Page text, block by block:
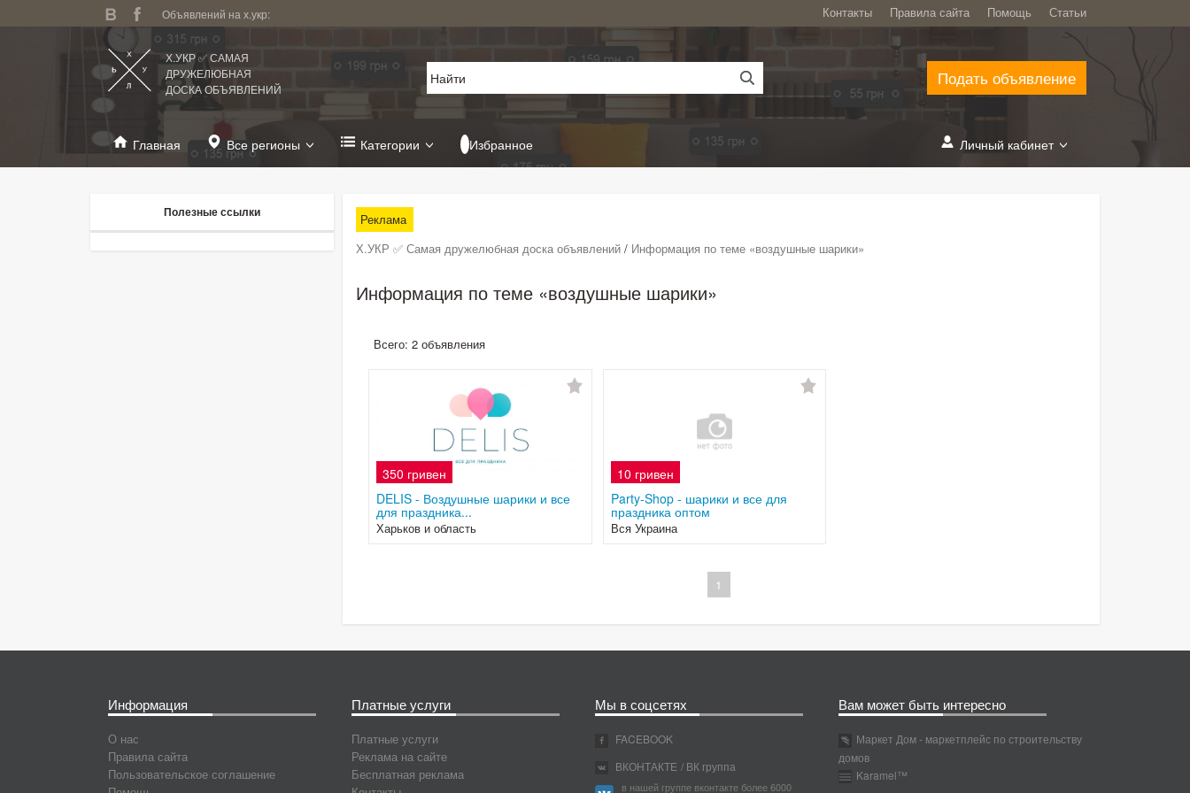
Объявлений на х.укр: Контакты Правила сайта Помощь Статьи
Х.УКР ✅ САМАЯ
ДРУЖЕЛЮБНАЯ
ДОСКА ОБЪЯВЛЕНИЙ
Подать объявление
Главная Все регионы Категории Избранное Личный кабинет
Реклама
Х.УКР ✅ Самая дружелюбная доска объявлений / Информация по теме «воздушные шарики»
Информация по теме «воздушные шарики»
Всего: 2 объявления
350 гривен
DELIS - Воздушные шарики и все
для праздника...
Харьков и область
10 гривен
Party-Shop - шарики и все для
праздника оптом
Вся Украина
1
Полезные ссылки
Информация
О нас
Правила сайта
Пользовательское соглашение
Платные услуги
Платные услуги
Реклама на сайте
Бесплатная реклама
Мы в соцсетях
FACEBOOK
ВКОНТАКТЕ / ВК группа
в нашей группе вконтакте более 6000
Вам может быть интересно
Маркет Дом - маркетплейс по строительству
домов
Karamel™